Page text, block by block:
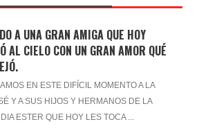
A UNA GRAN AMIGA QUE HOY
AL CIELO CON UN GRAN AMOR QUÉ
EN ESTE DIFÍCIL MOMENTO A LA
Y A SUS HIJOS Y HERMANOS DE LA
ESTER QUE HOY LES TOCA ...